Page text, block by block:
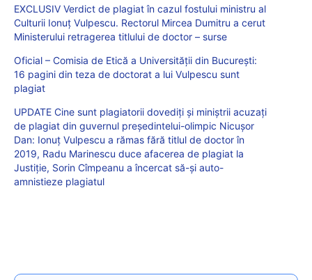
EXCLUSIV Verdict de plagiat în cazul fostului ministru al
Culturii Ionuț Vulpescu. Rectorul Mircea Dumitru a cerut
Ministerului retragerea titlului de doctor – surse
Oficial – Comisia de Etică a Universității din București:
16 pagini din teza de doctorat a lui Vulpescu sunt
plagiat
UPDATE Cine sunt plagiatorii dovediți și miniștrii acuzați
de plagiat din guvernul președintelui-olimpic Nicușor
Dan: Ionuț Vulpescu a rămas fără titlul de doctor în
2019, Radu Marinescu duce afacerea de plagiat la
Justiție, Sorin Cîmpeanu a încercat să-și auto-
amnistieze plagiatul